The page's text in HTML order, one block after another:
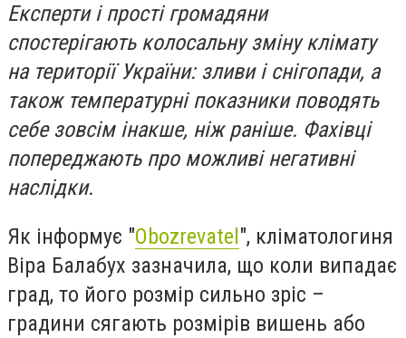
Експерти і прості громадяни
спостерігають колосальну зміну клімату
на території України: зливи і снігопади, а
також температурні показники поводять
себе зовсім інакше, ніж раніше. Фахівці
попереджають про можливі негативні
наслідки.
Як інформує "Obozrevatel", кліматологиня
Віра Балабух зазначила, що коли випадає
град, то його розмір сильно зріс –
градини сягають розмірів вишень або